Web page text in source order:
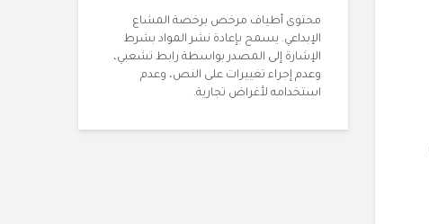
محتوى أطياف مرخص برخصة المشاع
الإبداعي. يسمح بإعادة نشر المواد بشرط
الإشارة إلى المصدر بواسطة رابط تشعبي،
وعدم إجراء تغييرات على النص، وعدم
استخدامه لأغراض تجارية.